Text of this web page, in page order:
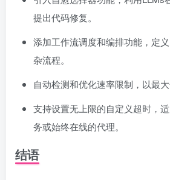
提出代码修复。
添加工作流调度和编排功能，定
杂流程。
自动检测和优化速率限制，以最大
支持设置无上限的自定义超时，
务或始终在线的代理。
结语